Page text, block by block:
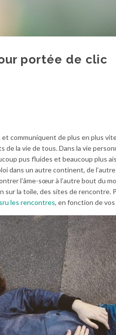
portée de clic
communiquent de plus en plus
la vie de tous. Dans la vie
pus fluides et beaucoup plus
dans un autre continent, de
l’âme-sœur à l’autre bout du
la toile, des sites de rencontre.
les rencontres, en fonction de